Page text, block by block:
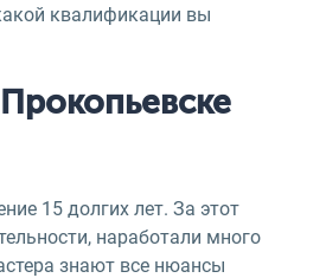
квалификации вы
15 долгих лет. За этот
наработали много
знают все нюансы